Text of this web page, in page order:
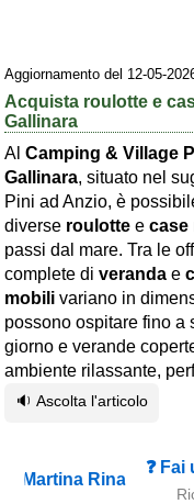
Aggiornamento del 12-05-
Acquista roulotte e
Gallinara
Al Camping & Village
Gallinara, situato nel
Pini ad Anzio, è
diverse roulotte e case
passi dal mare. Tra le
complete di veranda e
mobili variano in
possono ospitare fino a
giorno e verande
ambiente rilassante,
🔉 Ascolta l'articolo
❓
Area riservata
Chi siamo
Ambienti
≋ Mare
🗻 Montagna
Laghi
Campagna
Terme
Altro